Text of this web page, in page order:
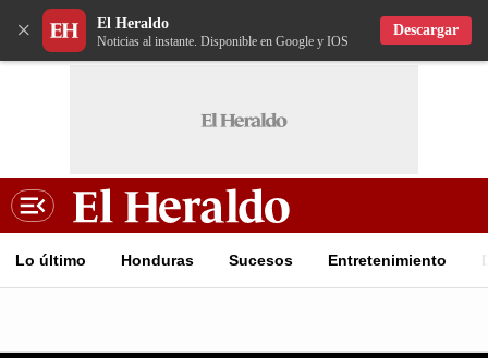
× El Heraldo
Noticias al instante. Disponible en Google y IOS
Descargar
Lo último Honduras Sucesos Entretenimiento